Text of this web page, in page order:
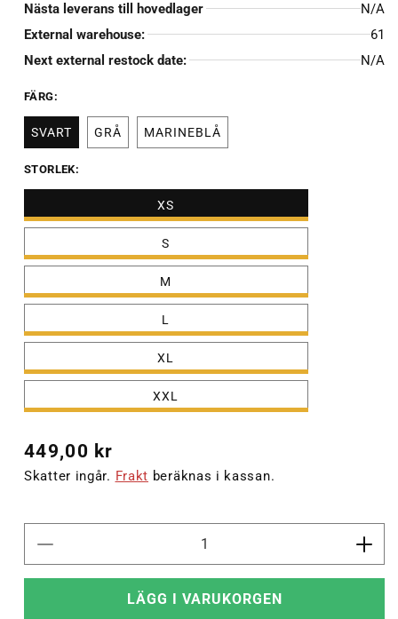
Nästa leverans till hovedlager
N/A
External warehouse:
61
Next external restock date:
N/A
FÄRG:
SVART GRÅ MARINEBLÅ
STORLEK:
XS
S
M
L
XL
XXL
Ordinarie
pris
449,00 kr
Skatter ingår. Frakt beräknas i kassan.
kvantitet
Öka
LÄGG I VARUKORGEN